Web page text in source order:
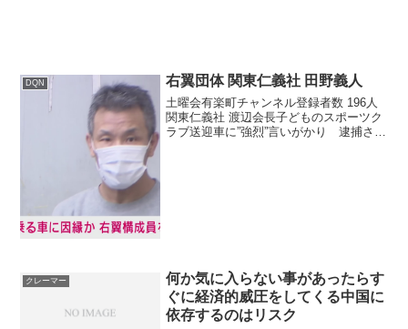
DQN 右翼団体 関東仁義社 田野義人
土曜会有楽町チャンネル登録者数 196人
関東仁義社 渡辺会長子どものスポーツク
ラブ送迎車に”強烈”言いがかり 逮捕され
クレーマー
何か気に入らない事があったらす
ぐに経済的威圧をしてくる中国に
依存するのはリスク